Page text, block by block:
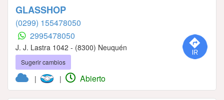
GLASSHOP
(0299) 155478050
2995478050
J. J. Lastra 1042 - (8300) Neuquén
Sugerir cambios
| | Abierto